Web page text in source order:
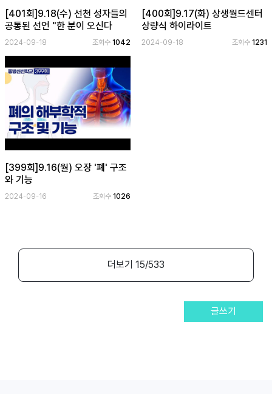
[401회]9.18(수) 선천 성자들의
공통된 선언 "한 분이 오신다
2024-09-18 조회수1042
[400회]9.17(화) 상생월드센터
상량식 하이라이트
2024-09-18 조회수 1231
[399회]9.16(월) 오장 '폐' 구조
와 기능
2024-09-16 조회수1026
더보기 15/533
글쓰기